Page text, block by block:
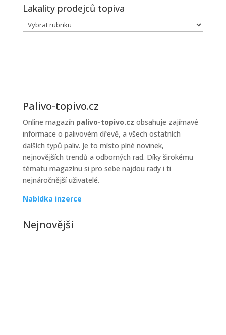
Lakality prodejců topiva
Lakality
prodejců
Palivo-topivo.cz
Online magazín palivo-topivo.cz obsahuje zajímavé
informace o palivovém dřevě, a všech ostatních
dalších typů paliv. Je to místo plné novinek,
nejnovějších trendů a odborných rad. Díky širokému
tématu magazínu si pro sebe najdou rady i ti
nejnáročnější uživatelé.
Nabídka inzerce
Nejnovější